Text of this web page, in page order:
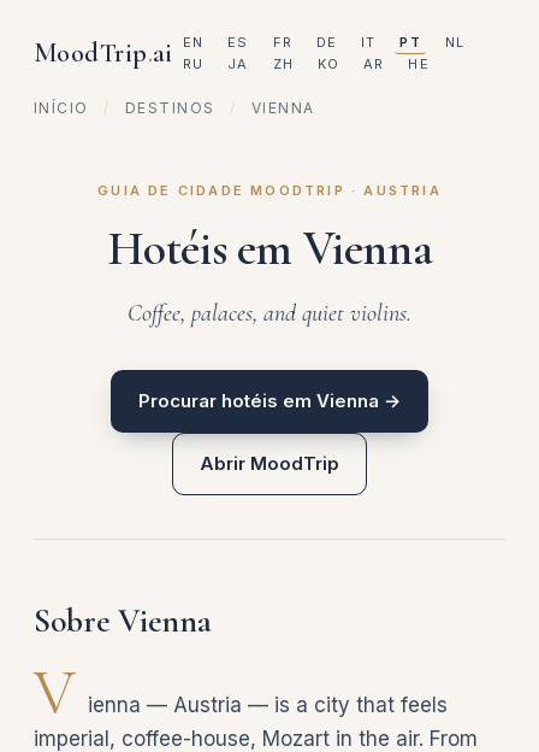
MoodTrip.ai EN ES FR DE IT PT
NL
RU
JA ZH KO AR HE
INÍCIO / DESTINOS / VIENNA
GUIA DE CIDADE MOODTRIP · AUSTRIA
Hotéis em Vienna
Coffee, palaces, and quiet violins.
Procurar hotéis em Vienna →
Abrir MoodTrip
Sobre Vienna
V ienna — Austria — is a city that feels
imperial, coffee-house, Mozart in the air. From